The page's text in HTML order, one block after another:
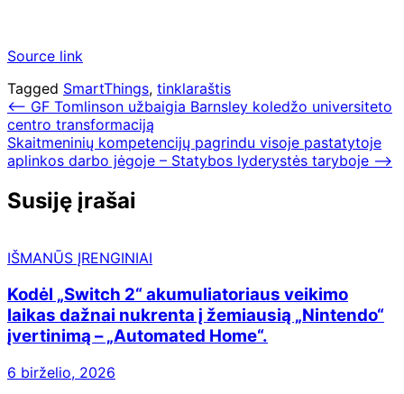
Source link
Tagged SmartThings, tinklaraštis
Navigacija
tarp
įrašų
⟵ GF Tomlinson užbaigia Barnsley koledžo universiteto
centro transformaciją
Skaitmeninių kompetencijų pagrindu visoje pastatytoje
aplinkos darbo jėgoje – Statybos lyderystės taryboje ⟶
Susiję įrašai
IŠMANŪS ĮRENGINIAI
Kodėl „Switch 2“ akumuliatoriaus veikimo
laikas dažnai nukrenta į žemiausią „Nintendo“
įvertinimą – „Automated Home“.
6 birželio, 2026